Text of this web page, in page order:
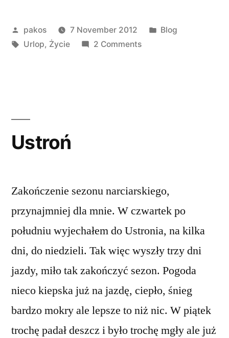
Posted
by
pakos 7 November 2012
Posted
Blog
Tags:
Urlop, Życie 2 Commentson
Ustroń
Zakończenie sezonu narciarskiego,
przynajmniej dla mnie. W czwartek po
południu wyjechałem do Ustronia, na kilka
dni, do niedzieli. Tak więc wyszły trzy dni
jazdy, miło tak zakończyć sezon. Pogoda
nieco kiepska już na jazdę, ciepło, śnieg
bardzo mokry ale lepsze to niż nic. W piątek
trochę padał deszcz i było trochę mgły ale już